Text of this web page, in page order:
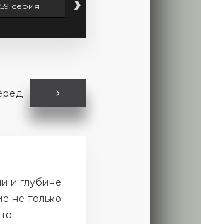
59 серия 60 серия
и глубине
не только